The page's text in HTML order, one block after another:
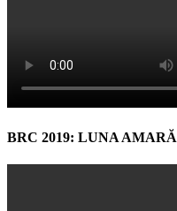
BRC 2019: LUNA AMARĂ